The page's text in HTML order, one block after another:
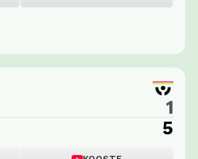
1
5